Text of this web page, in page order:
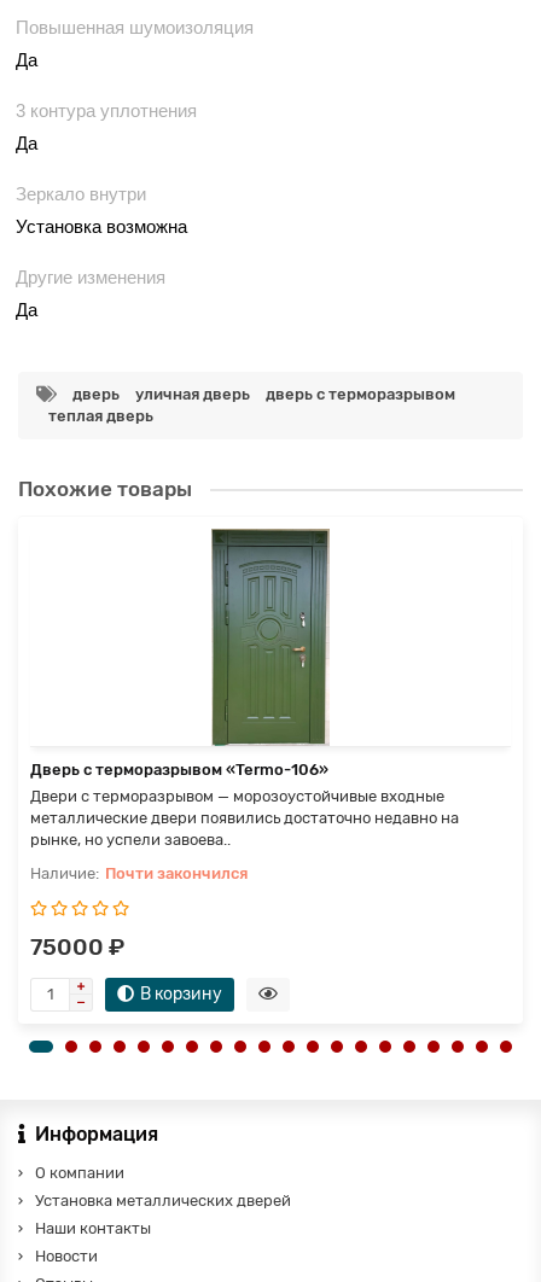
Повышенная шумоизоляция
Да
3 контура уплотнения
Да
Зеркало внутри
Установка возможна
Другие изменения
Да
дверь уличная дверь
дверь с терморазрывом
теплая дверь
Похожие товары
Дверь с терморазрывом «Termo-106»
Двери с терморазрывом — морозоустойчивые входные
металлические двери появились достаточно недавно на
рынке, но успели завоева..
Почти закончился
75000 ₽
В корзину
Информация
О компании
Установка металлических дверей
Наши контакты
Новости